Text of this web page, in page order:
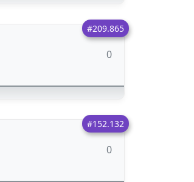
#209.865
0
#152.132
0